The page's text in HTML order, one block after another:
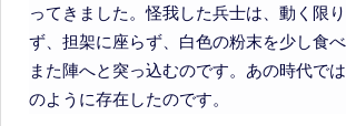
ってきました。怪我した兵士は、動く限
ず、担架に座らず、白色の粉末を少し食べ
また陣へと突っ込むのです。あの時代では
のように存在したのです。